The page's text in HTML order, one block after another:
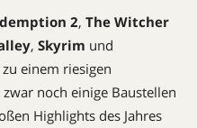
2, The Witcher
, Skyrim und
einem riesigen
noch einige Baustellen
Highlights des Jahres